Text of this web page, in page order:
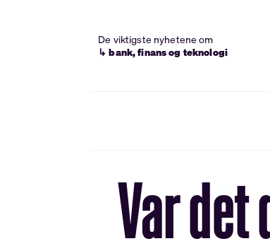
De viktigste nyhetene om
↳ bank, finans og teknologi
Var